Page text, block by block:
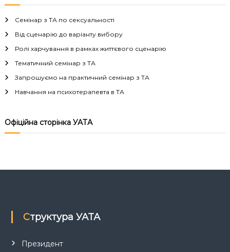
в
і
г
а
і
з
п
и
Семінар з ТА по сексуальності
Від сценарію до варіанту вибору
Ролі харчування в рамках життєвого сценарію
Тематичний семінар з ТА
Запрошуємо на практичний семінар з ТА
Навчання на психотерапевта в ТА
Офіційна сторінка УАТА
Структура УАТА
Президент